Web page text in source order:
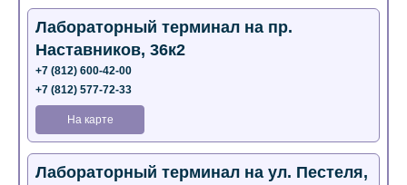
Лабораторный терминал на пр.
Наставников, 36к2
+7 (812) 600-42-00
+7 (812) 577-72-33
На карте
Лабораторный терминал на ул. Пестеля,